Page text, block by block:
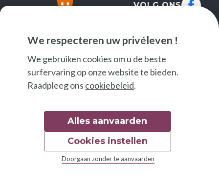
We respecteren uw privéleven !
We gebruiken cookies om u de beste
surfervaring op onze website te bieden.
Raadpleeg ons cookiebeleid.
Alles aanvaarden
Doorgaan zonder te aanvaarden
Cookies instellen
VOLG ONS
© 2026 Good Food
Wettelijke bepalingen